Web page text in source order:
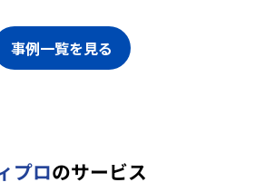
事例一覧を見る
プロのサービス